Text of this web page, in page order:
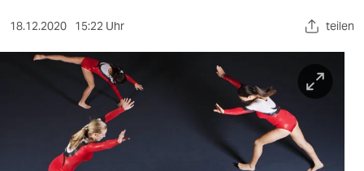
kultur
sport
wahrheit
18.12.2020 15:22 Uhr teilen